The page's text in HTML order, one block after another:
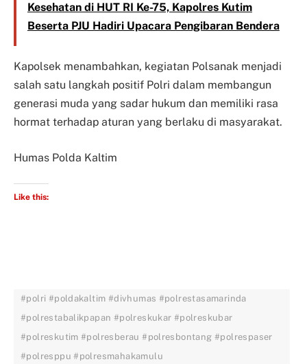
Kesehatan di HUT RI Ke-75, Kapolres Kutim
Beserta PJU Hadiri Upacara Pengibaran Bendera
Kapolsek menambahkan, kegiatan Polsanak menjadi
salah satu langkah positif Polri dalam membangun
generasi muda yang sadar hukum dan memiliki rasa
hormat terhadap aturan yang berlaku di masyarakat.
Humas Polda Kaltim
Like this:
#polri #poldakaltim #divhumas #polrestasamarinda
#polrestabalikpapan #polreskukar #polreskubar
#polreskutim #polresberau #polresbontang #polrespaser
#polresppu #polresmahakamulu